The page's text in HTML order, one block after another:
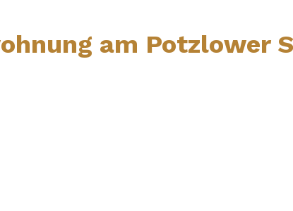
am Potzlower